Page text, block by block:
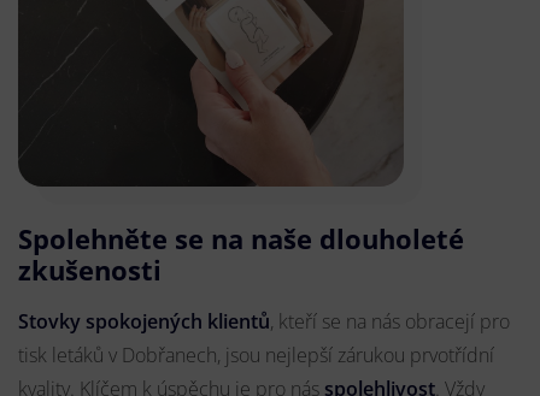
Spolehněte se na naše dlouholeté
zkušenosti
Stovky spokojených klientů, kteří se na nás obracejí pro
tisk letáků v Dobřanech, jsou nejlepší zárukou prvotřídní
kvality. Klíčem k úspěchu je pro nás spolehlivost. Vždy